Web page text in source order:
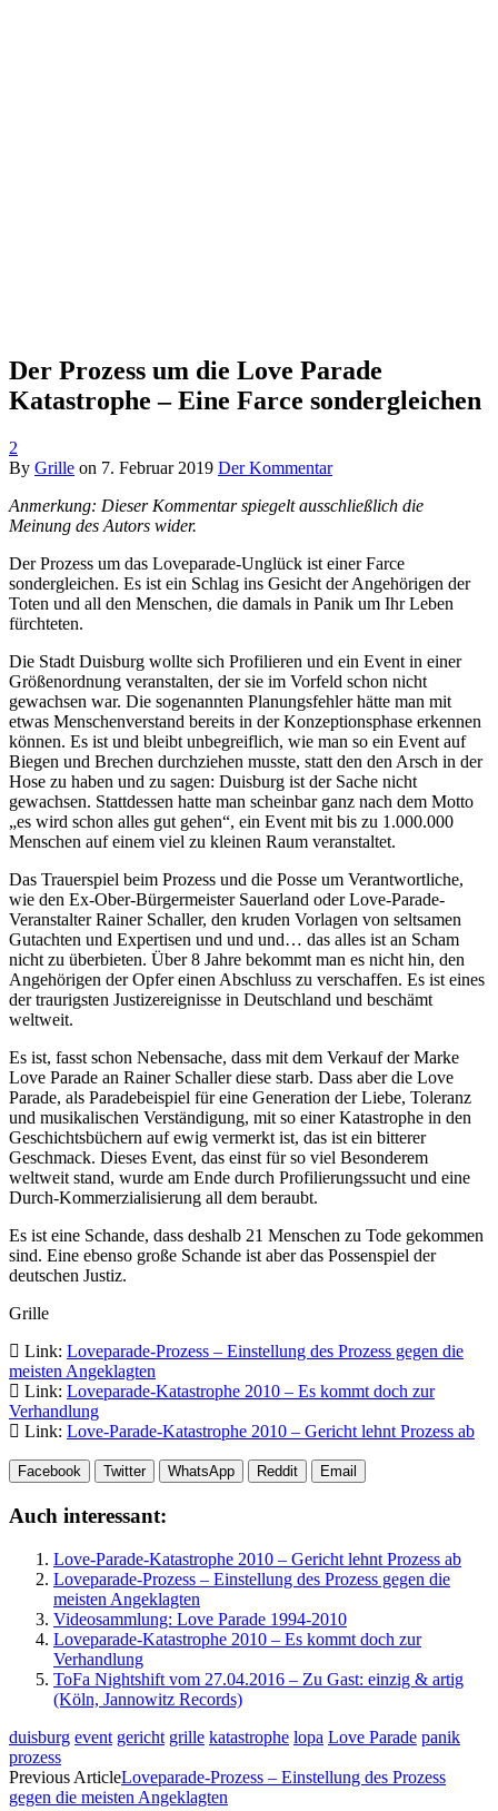
Der Prozess um die Love Parade
Katastrophe – Eine Farce sondergleichen
2
By Grille on 7. Februar 2019 Der Kommentar
Anmerkung: Dieser Kommentar spiegelt ausschließlich die
Meinung des Autors wider.
Der Prozess um das Loveparade-Unglück ist einer Farce
sondergleichen. Es ist ein Schlag ins Gesicht der Angehörigen der
Toten und all den Menschen, die damals in Panik um Ihr Leben
fürchteten.
Die Stadt Duisburg wollte sich Profilieren und ein Event in einer
Größenordnung veranstalten, der sie im Vorfeld schon nicht
gewachsen war. Die sogenannten Planungsfehler hätte man mit
etwas Menschenverstand bereits in der Konzeptionsphase erkennen
können. Es ist und bleibt unbegreiflich, wie man so ein Event auf
Biegen und Brechen durchziehen musste, statt den den Arsch in der
Hose zu haben und zu sagen: Duisburg ist der Sache nicht
gewachsen. Stattdessen hatte man scheinbar ganz nach dem Motto
„es wird schon alles gut gehen“, ein Event mit bis zu 1.000.000
Menschen auf einem viel zu kleinen Raum veranstaltet.
Das Trauerspiel beim Prozess und die Posse um Verantwortliche,
wie den Ex-Ober-Bürgermeister Sauerland oder Love-Parade-
Veranstalter Rainer Schaller, den kruden Vorlagen von seltsamen
Gutachten und Expertisen und und und… das alles ist an Scham
nicht zu überbieten. Über 8 Jahre bekommt man es nicht hin, den
Angehörigen der Opfer einen Abschluss zu verschaffen. Es ist eines
der traurigsten Justizereignisse in Deutschland und beschämt
weltweit.
Es ist, fasst schon Nebensache, dass mit dem Verkauf der Marke
Love Parade an Rainer Schaller diese starb. Dass aber die Love
Parade, als Paradebeispiel für eine Generation der Liebe, Toleranz
und musikalischen Verständigung, mit so einer Katastrophe in den
Geschichtsbüchern auf ewig vermerkt ist, das ist ein bitterer
Geschmack. Dieses Event, das einst für so viel Besonderem
weltweit stand, wurde am Ende durch Profilierungssucht und eine
Durch-Kommerzialisierung all dem beraubt.
Es ist eine Schande, dass deshalb 21 Menschen zu Tode gekommen
sind. Eine ebenso große Schande ist aber das Possenspiel der
deutschen Justiz.
Grille
Link: Loveparade-Prozess – Einstellung des Prozess gegen die
meisten Angeklagten
Link: Loveparade-Katastrophe 2010 – Es kommt doch zur
Verhandlung
Link: Love-Parade-Katastrophe 2010 – Gericht lehnt Prozess ab
Facebook Twitter WhatsApp Reddit Email
Auch interessant:
Love-Parade-Katastrophe 2010 – Gericht lehnt Prozess ab
Loveparade-Prozess – Einstellung des Prozess gegen die
meisten Angeklagten
Videosammlung: Love Parade 1994-2010
Loveparade-Katastrophe 2010 – Es kommt doch zur
Verhandlung
ToFa Nightshift vom 27.04.2016 – Zu Gast: einzig & artig
(Köln, Jannowitz Records)
duisburg event gericht grille katastrophe lopa Love Parade panik
prozess
Previous ArticleLoveparade-Prozess – Einstellung des Prozess
gegen die meisten Angeklagten